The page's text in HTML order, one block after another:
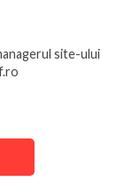
site-ului